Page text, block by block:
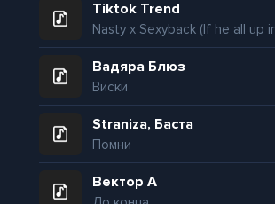
Tiktok Trend
Вадяра Блюз
Виски
Straniza, Баста
Помни
Вектор А